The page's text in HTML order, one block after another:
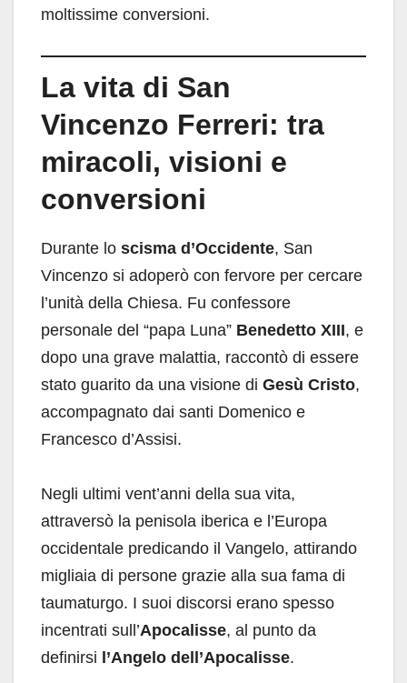
moltissime conversioni.
La vita di San
Vincenzo Ferreri: tra
miracoli, visioni e
conversioni
Durante lo scisma d’Occidente, San
Vincenzo si adoperò con fervore per cercare
l’unità della Chiesa. Fu confessore
personale del “papa Luna” Benedetto XIII, e
dopo una grave malattia, raccontò di essere
stato guarito da una visione di Gesù Cristo,
accompagnato dai santi Domenico e
Francesco d’Assisi.
Negli ultimi vent’anni della sua vita,
attraversò la penisola iberica e l’Europa
occidentale predicando il Vangelo, attirando
migliaia di persone grazie alla sua fama di
taumaturgo. I suoi discorsi erano spesso
incentrati sull’Apocalisse, al punto da
definirsi l’Angelo dell’Apocalisse.